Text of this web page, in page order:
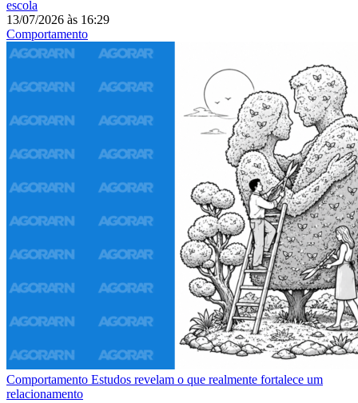
escola
13/07/2026 às 16:29
Comportamento
Comportamento Estudos revelam o que realmente fortalece um
relacionamento